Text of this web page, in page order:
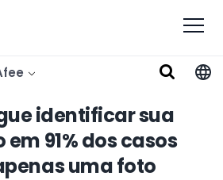
identificar sua
91% dos casos
uma foto